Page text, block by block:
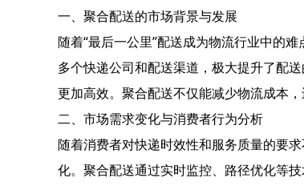
一、聚合配送的市场背景与发展
随着“最后一公里”配送成为物流行业中的
多个快递公司和配送渠道，极大提升了配
更加高效。聚合配送不仅能减少物流成本
二、市场需求变化与消费者行为分析
随着消费者对快递时效性和服务质量的要
化。聚合配送通过实时监控、路径优化等